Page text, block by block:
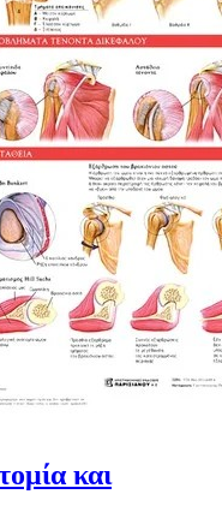
και